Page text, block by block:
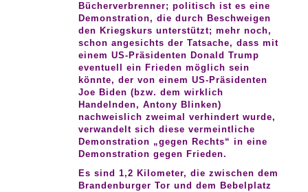
Bücherverbrenner; politisch ist es eine
Demonstration, die durch Beschweigen
den Kriegskurs unterstützt; mehr noch,
schon angesichts der Tatsache, dass mit
einem US-Präsidenten Donald Trump
eventuell ein Frieden möglich sein
könnte, der von einem US-Präsidenten
Joe Biden (bzw. dem wirklich
Handelnden, Antony Blinken)
nachweislich zweimal verhindert wurde,
verwandelt sich diese vermeintliche
Demonstration „gegen Rechts“ in eine
Demonstration gegen Frieden.
Es sind 1,2 Kilometer, die zwischen dem
Brandenburger Tor und dem Bebelplatz